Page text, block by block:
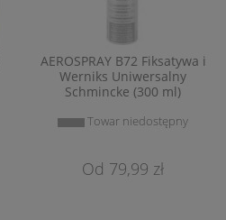
AEROSPRAY B72 Fiksatywa i
Werniks Uniwersalny
Schmincke (300 ml)
Towar niedostępny
79,99 zł